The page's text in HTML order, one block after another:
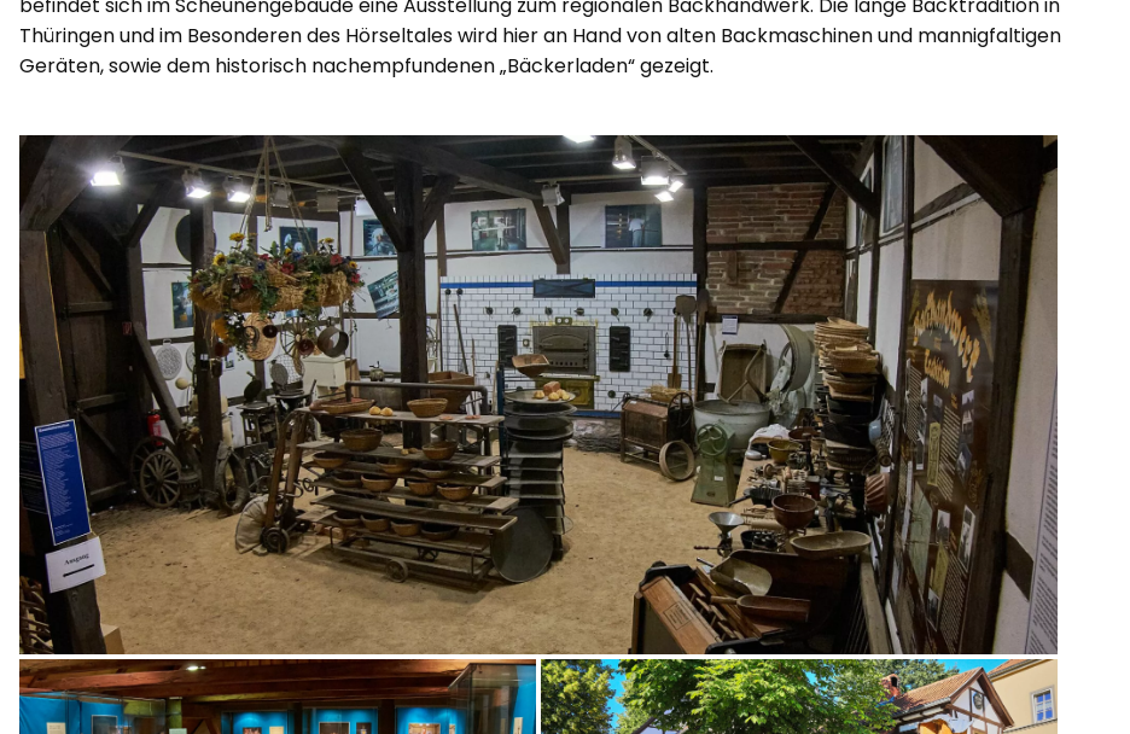
Thüringen und im Besonderen des Hörseltales wird hier an Hand von alten Backmaschinen und mannigfaltigen
Geräten, sowie dem historisch nachempfundenen „Bäckerladen“ gezeigt.